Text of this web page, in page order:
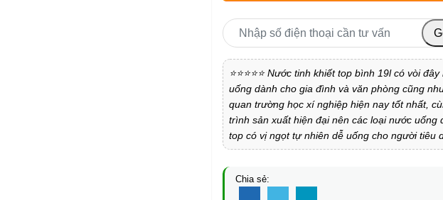
⭐⭐⭐⭐⭐ Nước tinh khiết top bình 19l có vòi
uống dành cho gia đình và văn phòng cũng
quan trường học xí nghiệp hiện nay tốt nhất,
trình sản xuất hiện đại nên các loại nước uống
top có vị ngọt tự nhiên dễ uống cho người tiêu
Chia sẻ: